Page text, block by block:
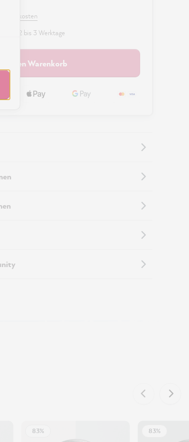
2 bis 3 Werktage
In den Warenkorb
83% 83%